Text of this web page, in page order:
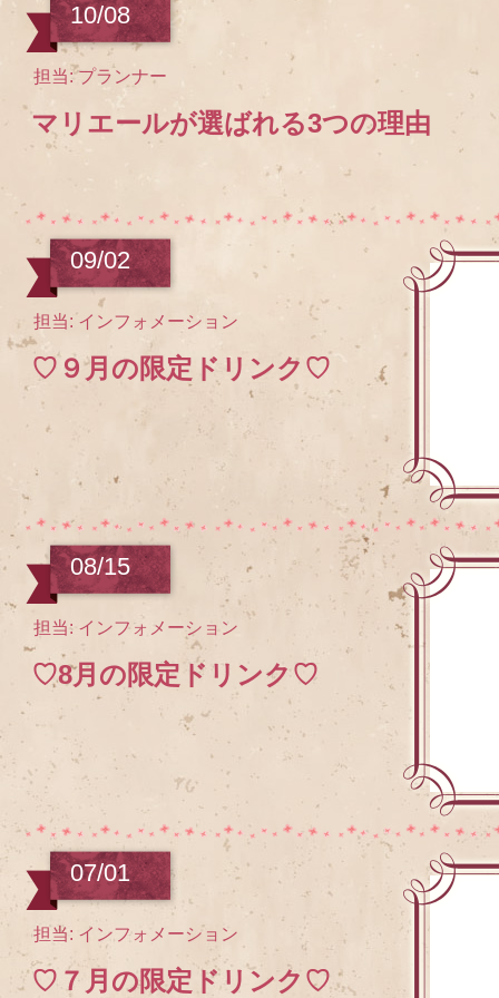
10/08
担当: プランナー
マリエールが選ばれる3つの理由
09/02
担当: インフォメーション
♡９月の限定ドリンク♡
08/15
担当: インフォメーション
♡8月の限定ドリンク♡
07/01
担当: インフォメーション
♡７月の限定ドリンク♡